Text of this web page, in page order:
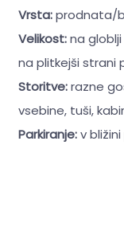
Vrsta:prodnata/
Velikost:na
na plitkejši strani
Storitve:razne
vsebine, tuši,
Parkiranje:v